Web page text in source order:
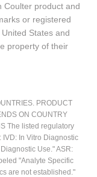
Coulter product and
or registered
States and
property of their
PRODUCT
ON COUNTRY
The listed regulatory
In Vitro Diagnostic
Use." ASR:
"Analyte Specific
are not established."